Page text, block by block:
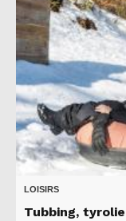
LOISIRS
Tubbing,